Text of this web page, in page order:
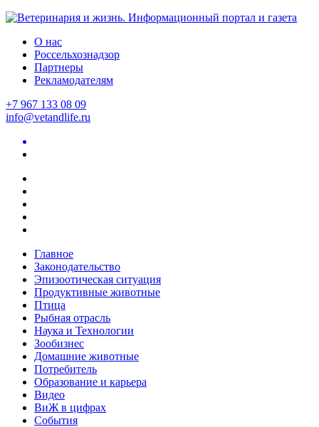
О нас
Россельхознадзор
Партнеры
Рекламодателям
+7 967 133 08 09
info@vetandlife.ru
Главное
Законодательство
Эпизоотическая ситуация
Продуктивные животные
Птица
Рыбная отрасль
Наука и Технологии
Зообизнес
Домашние животные
Потребитель
Образование и карьера
Видео
ВиЖ в цифрах
События